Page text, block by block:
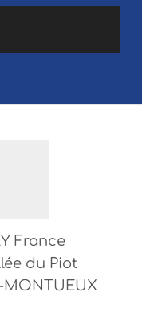
France
du Piot
MONTUEUX